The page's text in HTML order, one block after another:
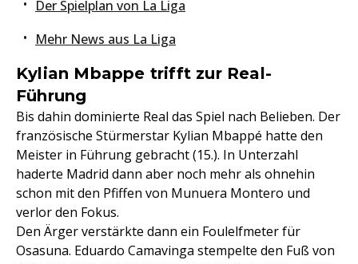
Der Spielplan von La Liga
Mehr News aus La Liga
Kylian Mbappe trifft zur Real-
Führung
Bis dahin dominierte Real das Spiel nach Belieben. Der
französische Stürmerstar Kylian Mbappé hatte den
Meister in Führung gebracht (15.). In Unterzahl
haderte Madrid dann aber noch mehr als ohnehin
schon mit den Pfiffen von Munuera Montero und
verlor den Fokus.
Den Ärger verstärkte dann ein Foulelfmeter für
Osasuna. Eduardo Camavinga stempelte den Fuß von